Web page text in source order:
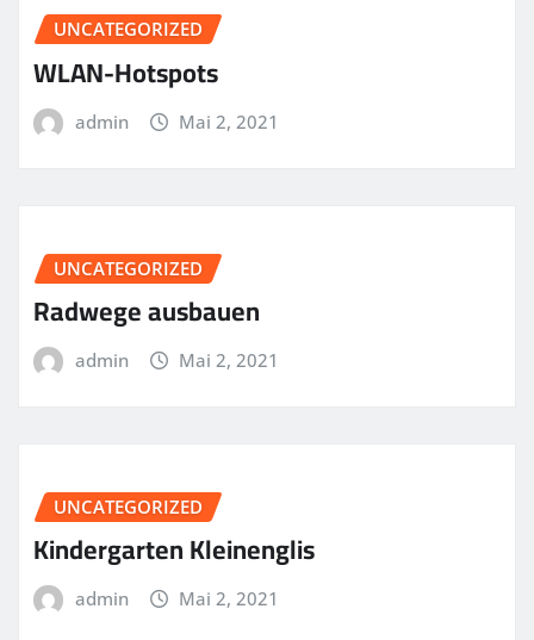
UNCATEGORIZED
WLAN-Hotspots
admin Mai 2, 2021
UNCATEGORIZED
Radwege ausbauen
admin Mai 2, 2021
UNCATEGORIZED
Kindergarten Kleinenglis
admin Mai 2, 2021